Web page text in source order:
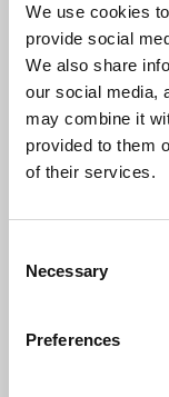
We use cookies
provide social
We also share
our social media,
may combine it
provided to them
of their services.
Selection
Necessary
Preferences
merken- en
modelrechten
doen wij in de
wereldwijd
hetMKBals
internationale
bedrijven, maar
aanvraag. Doel
alle stappen,